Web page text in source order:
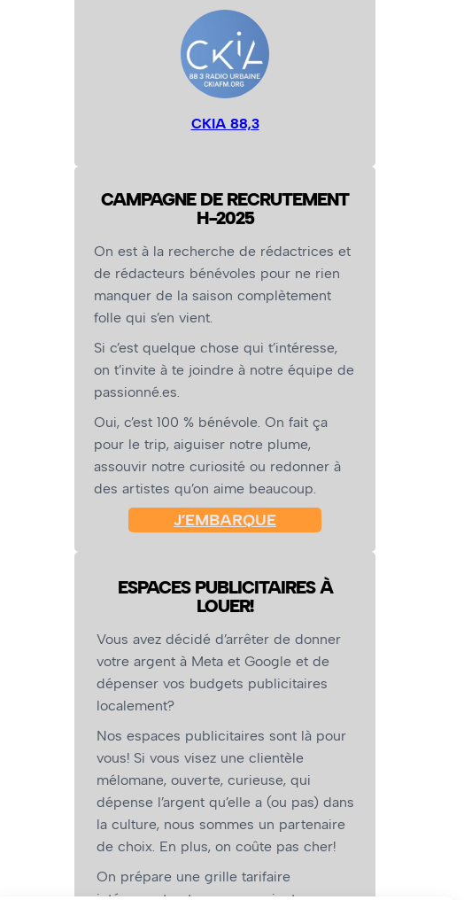
CKIA 88,3
CAMPAGNE DE RECRUTEMENT
H-2025
On est à la recherche de rédactrices et
de rédacteurs bénévoles pour ne rien
manquer de la saison complètement
folle qui s’en vient.
Si c’est quelque chose qui t’intéresse,
on t’invite à te joindre à notre équipe de
passionné.es.
Oui, c’est 100 % bénévole. On fait ça
pour le trip, aiguiser notre plume,
assouvir notre curiosité ou redonner à
des artistes qu’on aime beaucoup.
J’EMBARQUE
ESPACES PUBLICITAIRES À
LOUER!
Vous avez décidé d’arrêter de donner
votre argent à Meta et Google et de
dépenser vos budgets publicitaires
localement?
Nos espaces publicitaires sont là pour
vous! Si vous visez une clientèle
mélomane, ouverte, curieuse, qui
dépense l’argent qu’elle a (ou pas) dans
la culture, nous sommes un partenaire
de choix. En plus, on coûte pas cher!
On prépare une grille tarifaire